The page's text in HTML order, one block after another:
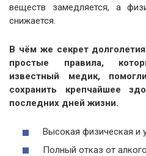
веществ замедляется, а
снижается.
В чём же секрет
простые правила,
известный медик,
сохранить крепчайшее
последних дней жизни.
Высокая физическая и
Полный отказ от